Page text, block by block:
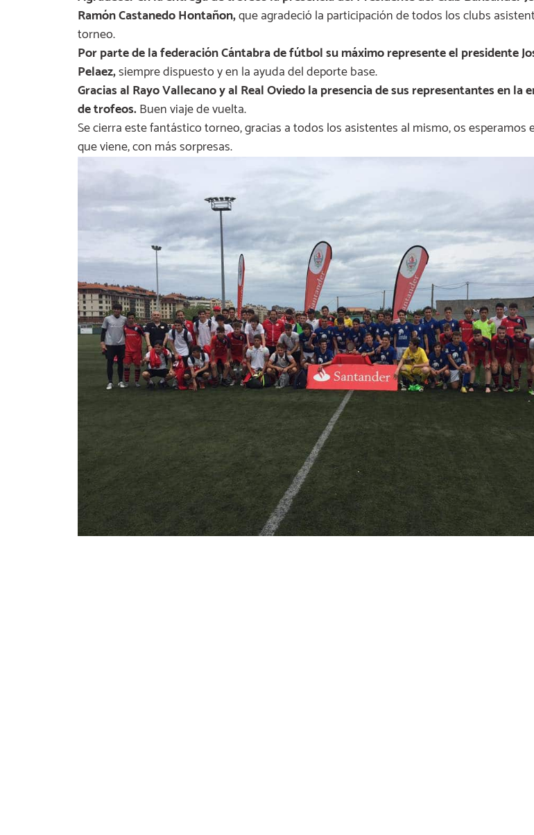
Ramón Castanedo Hontañon,que agradeció la participación de todos los clubs
torneo.
Por parte de la federación Cántabra de fútbol su máximo represente el presidente
Pelaez,siempre dispuesto y en la ayuda del deporte base.
Gracias al Rayo Vallecano y al Real Oviedo la presencia de sus representantes en la
de trofeos.Buen viaje de vuelta.
Se cierra este fantástico torneo, gracias a todos los asistentes al mismo, os esperamos
que viene, con más sorpresas.